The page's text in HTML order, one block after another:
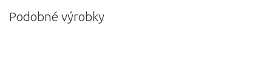
Podobné výrobky